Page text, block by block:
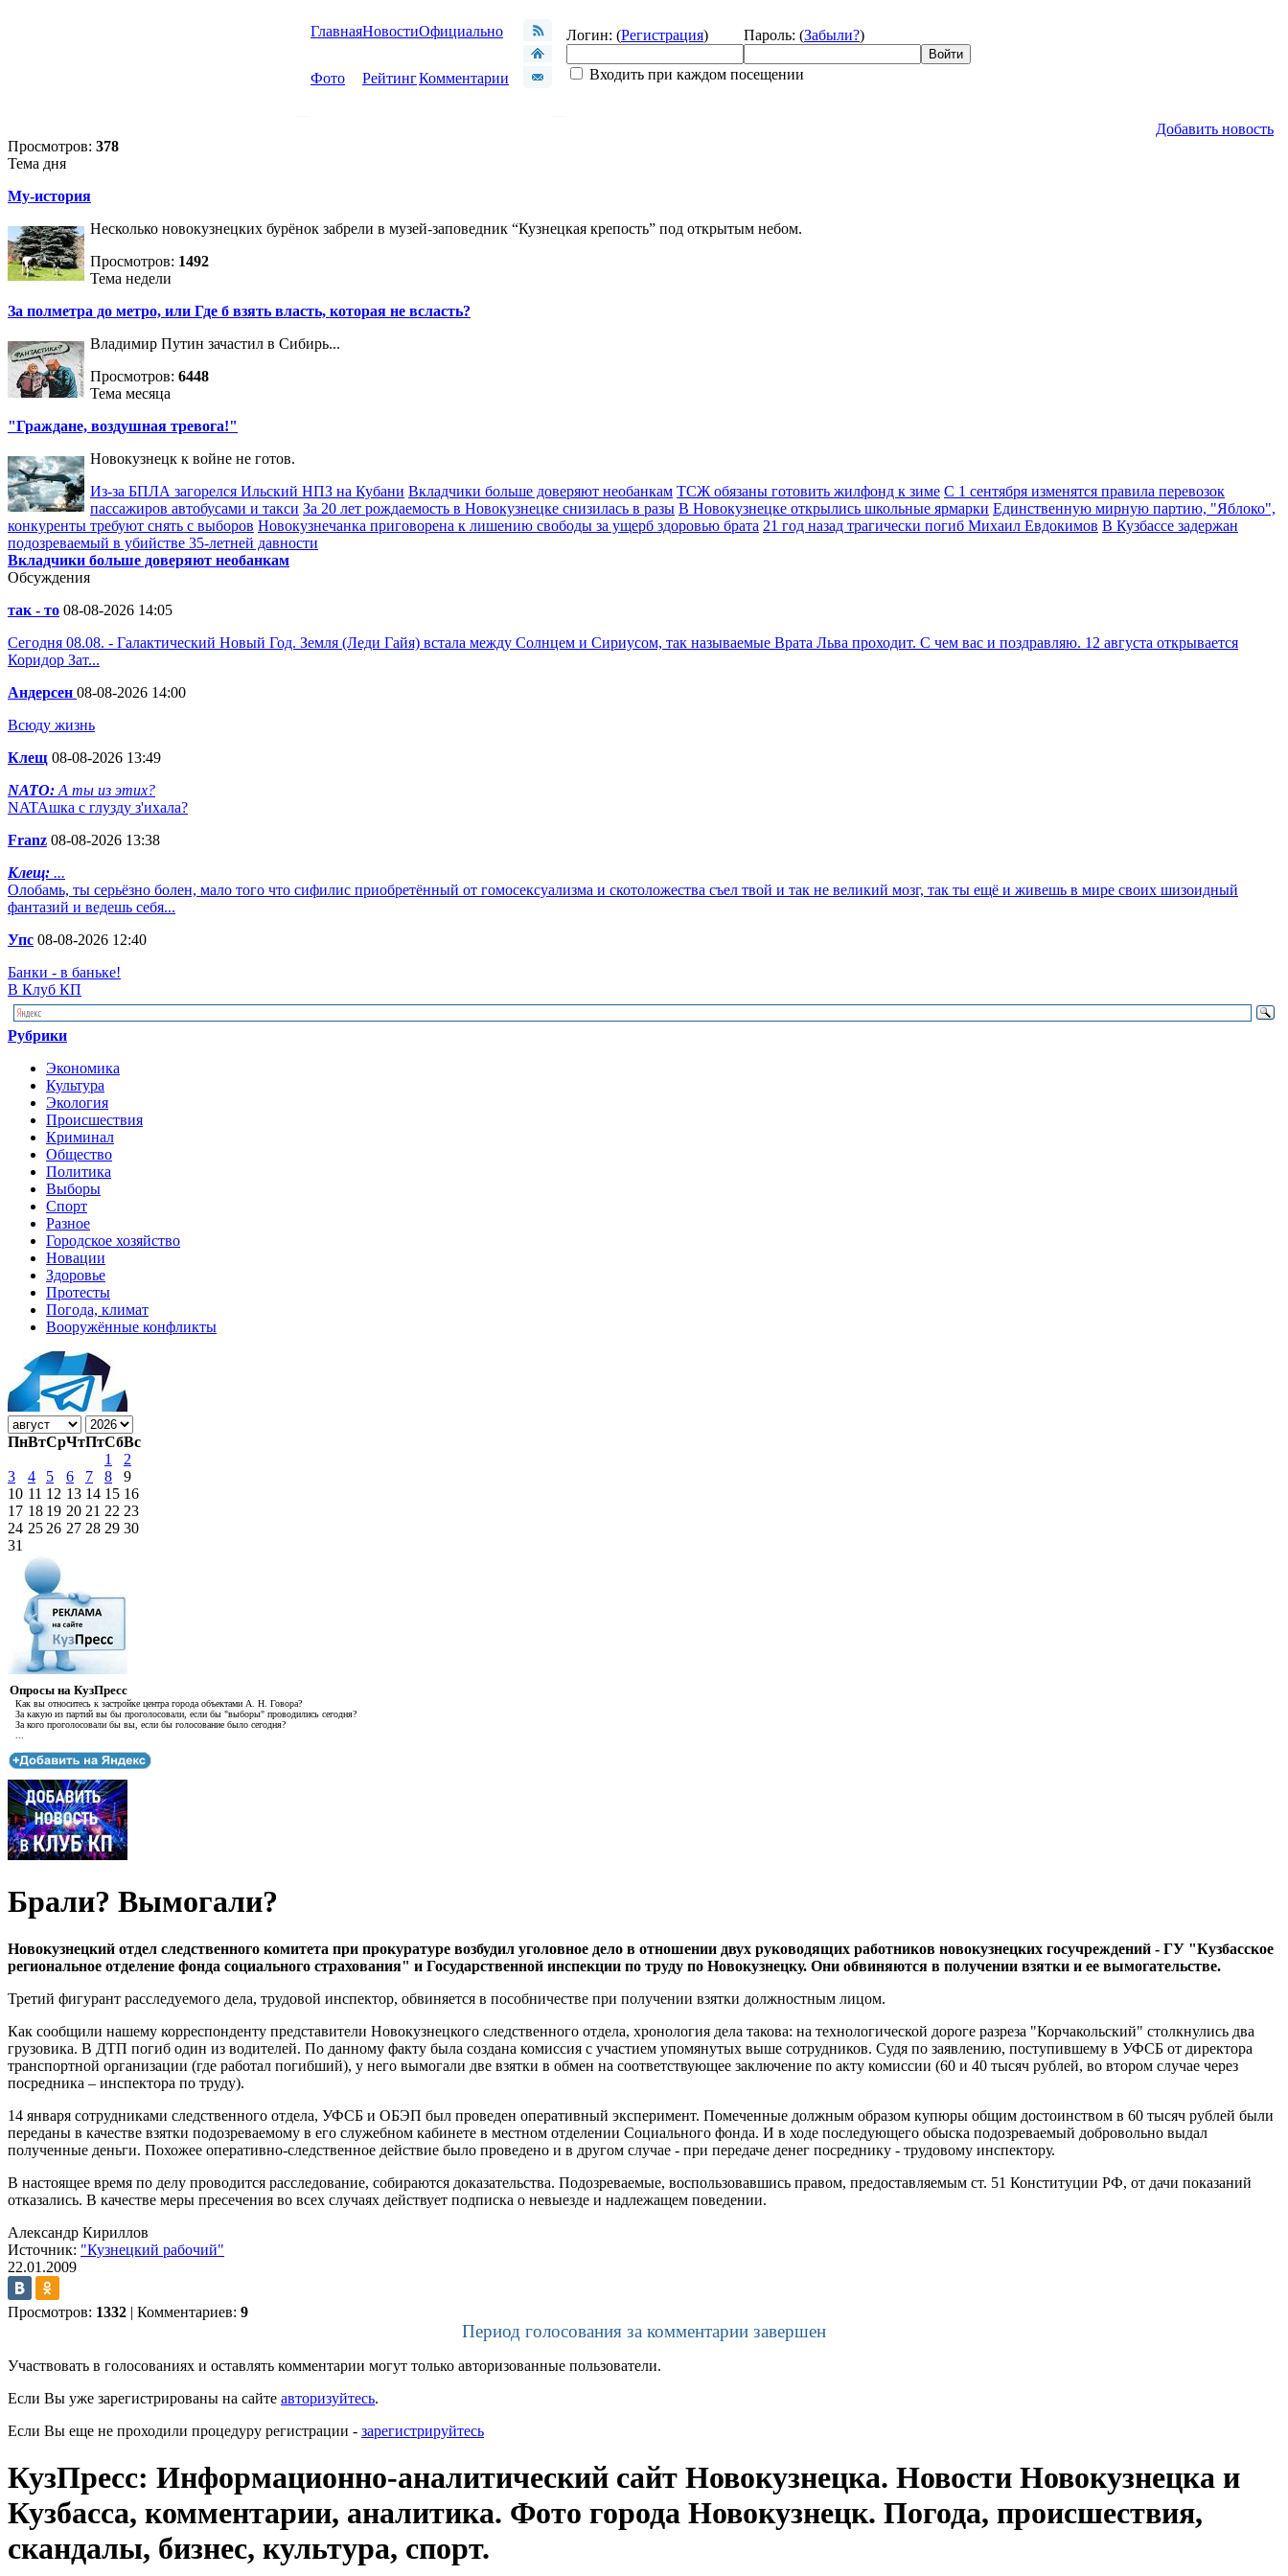
ГлавнаяНовостиОфициально
Фото РейтингКомментарии
Логин: (Регистрация) Пароль: (Забыли?)
Входить при каждом посещении
Добавить новость
Просмотров: 378
Тема дня
Му-история
Несколько новокузнецких бурёнок забрели в музей-заповедник “Кузнецкая крепость” под открытым небом.
Просмотров: 1492
Тема недели
За полметра до метро, или Где б взять власть, которая не всласть?
Владимир Путин зачастил в Сибирь...
Просмотров: 6448
Тема месяца
"Граждане, воздушная тревога!"
Новокузнецк к войне не готов.
Из-за БПЛА загорелся Ильский НПЗ на Кубани Вкладчики больше доверяют необанкам ТСЖ обязаны готовить жилфонд к зиме С 1 сентября изменятся правила перевозок
пассажиров автобусами и такси За 20 лет рождаемость в Новокузнецке снизилась в разы В Новокузнецке открылись школьные ярмарки Единственную мирную партию, "Яблоко",
конкуренты требуют снять с выборов Новокузнечанка приговорена к лишению свободы за ущерб здоровью брата 21 год назад трагически погиб Михаил Евдокимов В Кузбассе задержан
подозреваемый в убийстве 35-летней давности
Вкладчики больше доверяют необанкам
Обсуждения
так - то 08-08-2026 14:05
Сегодня 08.08. - Галактический Новый Год. Земля (Леди Гайя) встала между Солнцем и Сириусом, так называемые Врата Льва проходит. С чем вас и поздравляю. 12 августа открывается
Коридор Зат...
Андерсен 08-08-2026 14:00
Всюду жизнь
Клещ 08-08-2026 13:49
NATO: А ты из этих?
NATAшка с глузду з'ихала?
Franz 08-08-2026 13:38
Клещ: ...
Олобамь, ты серьёзно болен, мало того что сифилис приобретённый от гомосексуализма и скотоложества съел твой и так не великий мозг, так ты ещё и живешь в мире своих шизоидный
фантазий и ведешь себя...
Упс 08-08-2026 12:40
Банки - в баньке!
В Клуб КП
Рубрики
Экономика
Культура
Экология
Происшествия
Криминал
Общество
Политика
Выборы
Спорт
Разное
Городское хозяйство
Новации
Здоровье
Протесты
Погода, климат
Вооружённые конфликты
ПнВтСрЧтПтСбВс
1
2
3
4 5 6 7 8
9
10 11 12 13 14 15 16
17 18 19 20 21 22 23
24 25 26 27 28 29 30
31
Опросы на КузПресс
Как вы относитесь к застройке центра города объектами А. Н. Говора?
За какую из партий вы бы проголосовали, если бы "выборы" проводились сегодня?
За кого проголосовали бы вы, если бы голосование было сегодня?
Брали? Вымогали?
Новокузнецкий отдел следственного комитета при прокуратуре возбудил уголовное дело в отношении двух руководящих работников новокузнецких госучреждений - ГУ "Кузбасское
региональное отделение фонда социального страхования" и Государственной инспекции по труду по Новокузнецку. Они обвиняются в получении взятки и ее вымогательстве.
Третий фигурант расследуемого дела, трудовой инспектор, обвиняется в пособничестве при получении взятки должностным лицом.
Как сообщили нашему корреспонденту представители Новокузнецкого следственного отдела, хронология дела такова: на технологической дороге разреза "Корчакольский" столкнулись два
грузовика. В ДТП погиб один из водителей. По данному факту была создана комиссия с участием упомянутых выше сотрудников. Судя по заявлению, поступившему в УФСБ от директора
транспортной организации (где работал погибший), у него вымогали две взятки в обмен на соответствующее заключение по акту комиссии (60 и 40 тысяч рублей, во втором случае через
посредника – инспектора по труду).
14 января сотрудниками следственного отдела, УФСБ и ОБЭП был проведен оперативный эксперимент. Помеченные должным образом купюры общим достоинством в 60 тысяч рублей были
переданы в качестве взятки подозреваемому в его служебном кабинете в местном отделении Социального фонда. И в ходе последующего обыска подозреваемый добровольно выдал
полученные деньги. Похожее оперативно-следственное действие было проведено и в другом случае - при передаче денег посреднику - трудовому инспектору.
В настоящее время по делу проводится расследование, собираются доказательства. Подозреваемые, воспользовавшись правом, предоставляемым ст. 51 Конституции РФ, от дачи показаний
отказались. В качестве меры пресечения во всех случаях действует подписка о невыезде и надлежащем поведении.
Александр Кириллов
Источник: "Кузнецкий рабочий"
22.01.2009
Просмотров: 1332 | Комментариев: 9
Период голосования за комментарии завершен
Участвовать в голосованиях и оставлять комментарии могут только авторизованные пользователи.
Если Вы уже зарегистрированы на сайте авторизуйтесь.
Если Вы еще не проходили процедуру регистрации - зарегистрируйтесь
КузПресс: Информационно-аналитический сайт Новокузнецка. Новости Новокузнецка и
Кузбасса, комментарии, аналитика. Фото города Новокузнецк. Погода, происшествия,
скандалы, бизнес, культура, спорт.